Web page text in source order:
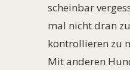
scheinbar
mal nicht dran
kontrollieren zu
Mit anderen